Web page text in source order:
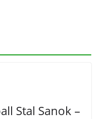
Stal Sanok –